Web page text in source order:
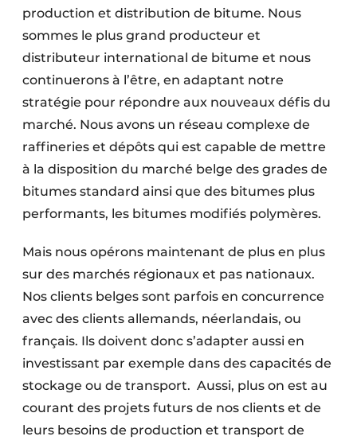
production et distribution de bitume. Nous
sommes le plus grand producteur et
distributeur international de bitume et nous
continuerons à l’être, en adaptant notre
stratégie pour répondre aux nouveaux défis du
marché. Nous avons un réseau complexe de
raffineries et dépôts qui est capable de mettre
à la disposition du marché belge des grades de
bitumes standard ainsi que des bitumes plus
performants, les bitumes modifiés polymères.
Mais nous opérons maintenant de plus en plus
sur des marchés régionaux et pas nationaux.
Nos clients belges sont parfois en concurrence
avec des clients allemands, néerlandais, ou
français. Ils doivent donc s’adapter aussi en
investissant par exemple dans des capacités de
stockage ou de transport. Aussi, plus on est au
courant des projets futurs de nos clients et de
leurs besoins de production et transport de